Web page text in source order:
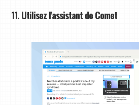
11. Utilisez l'assistant de Comet